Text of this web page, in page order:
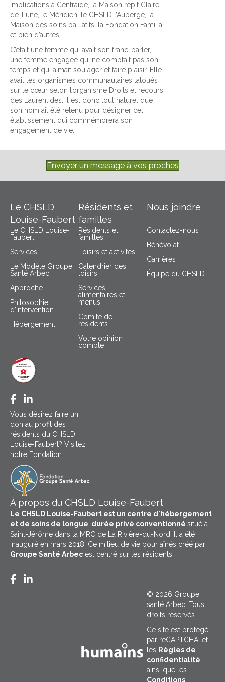
implications à Centraide, la Maison répit Claire-
de-Lune, le Méridien, le CHSLD l’Auberge, la
Maison des soins palliatifs, la Fondation Familia
et bien d’autres.
C’était une femme qui avait son franc-parler,
une femme engagée qui ne comptait pas son
temps et qui aimait soulager et faire plaisir. Elle
avait les organismes communautaires tatoués
sur le cœur selon l’organisme Droits et recours
des Laurentides. Il est donc tout naturel que
son nom ait été retenu pour désigner cet
établissement qui commémorera son
engagement de vie.
Envoyer un message à vos proches
Le CHSLD
Louise-Faubert
Résidents et
familles
Nous joindre
Le CHSLD Louise-
Faubert
Services
Le Modèle Groupe
Santé Arbec
Approche
Philosophie
d’intervention
Hébergement
Résidents et
familles
Loisirs et activités
Calendrier des
loisirs
Services
alimentaires et
menus
Comité de
résidents
Votre opinion
compte
Contactez-nous
Bénévolat
Carrières
Équipe du CHSLD
Facebook CHSLD Louise-Faubert
LinkedIn Groupe Santé Arbec
Vous désirez faire un
don au profit des
résidents du CHSLD
Louise-Faubert? Visitez
notre Fondation
À propos du CHSLD Louise-Faubert
Le CHSLD Louise-Faubert est un centre d'hébergement
et de soins de longue durée privé conventionné situé à
Saint-Jérôme dans la MRC de La Rivière-du-Nord. Il a été
inauguré en mars 2018. Ce milieu de vie pour aînés créé par
Groupe Santé Arbec est centré sur les résidents.
Facebook CHSLD Louise-Faubert
LinkedIn Groupe Santé Arbec
© 2026 Groupe
santé Arbec. Tous
droits réservés.
Ce site est protégé
par reCAPTCHA, et
les Règles de
confidentialité
ainsi que les
Conditions